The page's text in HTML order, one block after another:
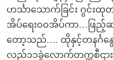
ဟင်္သာသောက်ခြင်း ဂွင်းထုတ
အိပ်ရေး၀၀အိပ်ကာ…ဖြည့်ဆ
တော့သည်…. ထိုနှင့်တနင်္ဂနွ
လည်၁၁ခွဲလောက်တက္ကစီဌာ